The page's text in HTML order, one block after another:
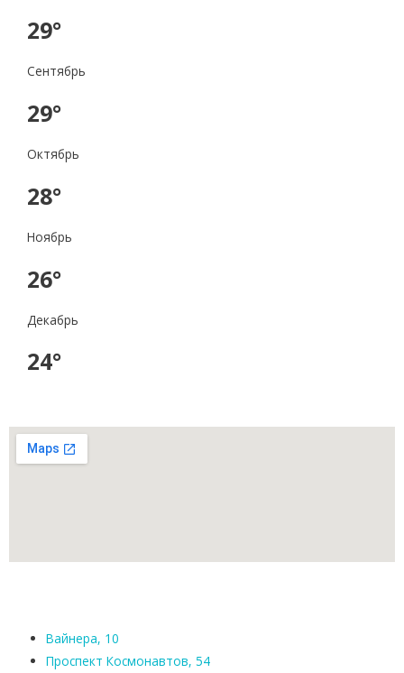
29°
Сентябрь
29°
Октябрь
28°
Ноябрь
26°
Декабрь
24°
Вайнера, 10
Проспект Космонавтов, 54